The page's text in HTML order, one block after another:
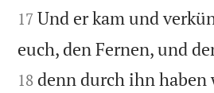
17 Und er kam und
euch, den Fernen, und
18 denn durch ihn haben